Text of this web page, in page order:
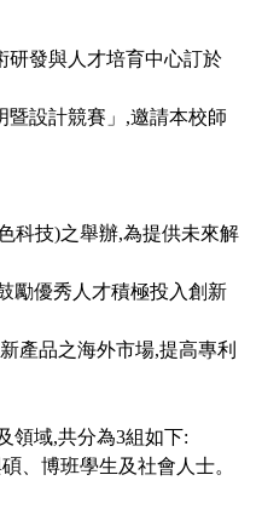
研發與人才培育中心訂於
暨設計競賽」,邀請本校師
科技)之舉辦,為提供未來解
勵優秀人才積極投入創新
產品之海外市場,提高專利
領域,共分為3組如下:
、博班學生及社會人士。